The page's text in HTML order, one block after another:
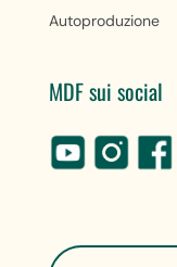
Autoproduzione
MDF sui social